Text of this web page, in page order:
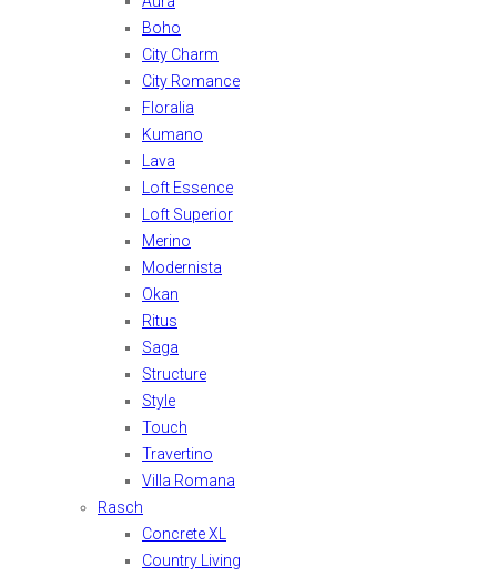
Boho
City Charm
City Romance
Floralia
Kumano
Lava
Loft Essence
Loft Superior
Merino
Modernista
Okan
Ritus
Saga
Structure
Style
Touch
Travertino
Villa Romana
Rasch
Concrete XL
Country Living